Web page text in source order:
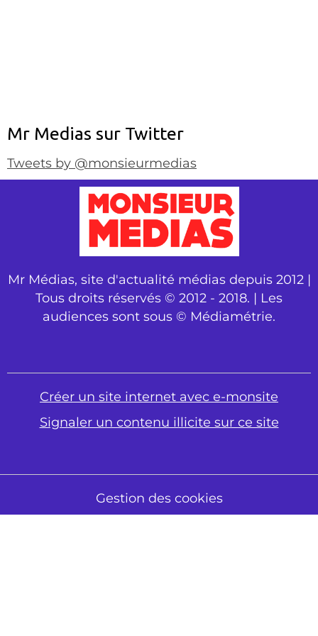
Mr Medias sur Twitter
Tweets by @monsieurmedias
Mr Médias, site d'actualité médias depuis 2012 |
Tous droits réservés © 2012 - 2018. | Les
audiences sont sous © Médiamétrie.
Créer un site internet avec e-monsite
Signaler un contenu illicite sur ce site
Gestion des cookies